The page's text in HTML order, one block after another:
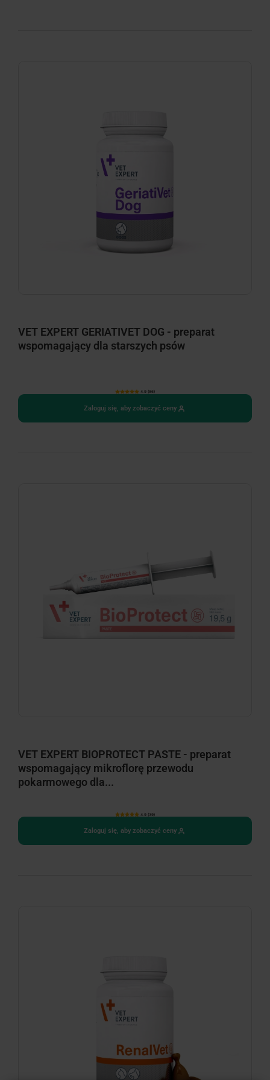
VET EXPERT GERIATIVET DOG - preparat
wspomagający dla starszych psów
4.9 (86)
Zaloguj się, aby zobaczyć ceny
VET EXPERT BIOPROTECT PASTE - preparat
wspomagający mikroflorę przewodu
pokarmowego dla...
4.9 (39)
Zaloguj się, aby zobaczyć ceny